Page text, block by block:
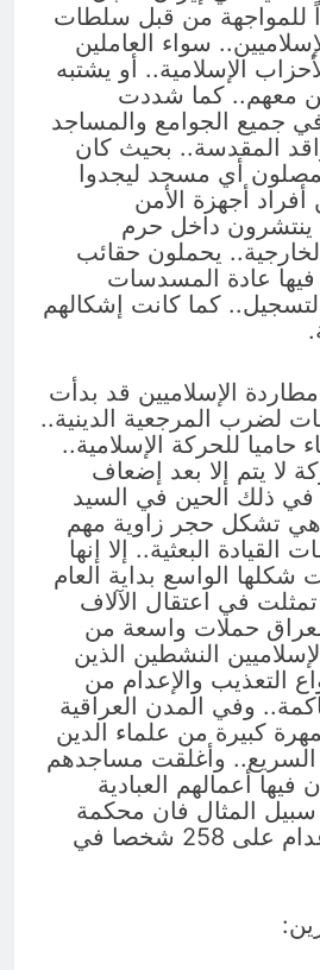
تصعيداً للمواجهة من قبل سلطات
سواء العاملين
الإسلامية.. أو يشتبه
معهم.. كما شددت
في جميع الجوامع والمساجد
المقدسة.. بحيث كان
أي مسجد ليجدوا
أجهزة الأمن
ينتشرون داخل حرم
يحملون حقائب
عادة المسدسات
كما كانت إشكالهم
الإسلاميين قد بدأت
لضرب المرجعية الدينية..
حاميا للحركة الإسلامية..
لا يتم إلا بعد إضعاف
في ذلك الحين في السيد
تشكل حجر زاوية مهم
البعثية.. إلا إنها
الواسع بداية العام
إذ تمثلت في اعتقال الآلاف
حملات واسعة من
النشطين الذين
التعذيب والإعدام من
وفي المدن العراقية
كبيرة من علماء الدين
السريع.. وأغلقت مساجدهم
فيها أعمالهم العبادية
سبيل المثال فان محكمة
الثورة حكمت بالإعدام على 258 شخصا في